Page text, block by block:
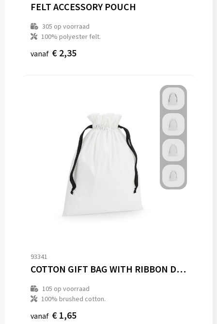
FELT ACCESSORY POUCH
305 op voorraad
100% polyester felt.
vanaf € 2,35
93341
COTTON GIFT BAG WITH RIBBON DRAWSTRING
105 op voorraad
100% brushed cotton.
vanaf € 1,65